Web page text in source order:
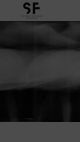
Inhalt